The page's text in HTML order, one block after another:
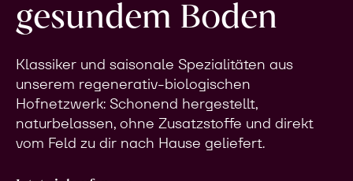
gesundem Boden
Klassiker und saisonale Spezialitäten aus
unserem regenerativ-biologischen
Hofnetzwerk: Schonend hergestellt,
naturbelassen, ohne Zusatzstoffe und direkt
vom Feld zu dir nach Hause geliefert.